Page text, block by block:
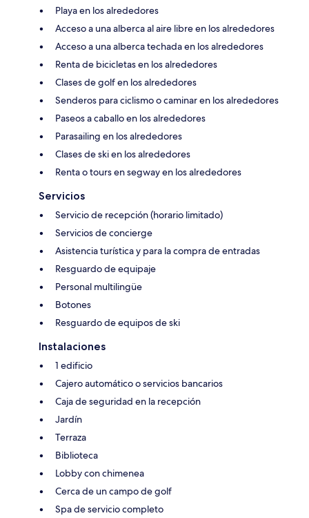
Playa en los alrededores
Acceso a una alberca al aire libre en los alrededores
Acceso a una alberca techada en los alrededores
Renta de bicicletas en los alrededores
Clases de golf en los alrededores
Senderos para ciclismo o caminar en los alrededores
Paseos a caballo en los alrededores
Parasailing en los alrededores
Clases de ski en los alrededores
Renta o tours en segway en los alrededores
Servicios
Servicio de recepción (horario limitado)
Servicios de concierge
Asistencia turística y para la compra de entradas
Resguardo de equipaje
Personal multilingüe
Botones
Resguardo de equipos de ski
Instalaciones
1 edificio
Cajero automático o servicios bancarios
Caja de seguridad en la recepción
Jardín
Terraza
Biblioteca
Lobby con chimenea
Cerca de un campo de golf
Spa de servicio completo